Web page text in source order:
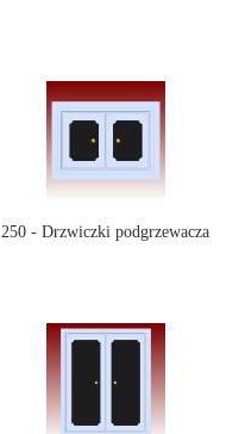
250 - Drzwiczki podgrzewacza